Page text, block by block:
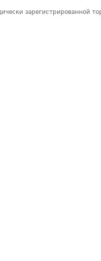
зарегистрированной